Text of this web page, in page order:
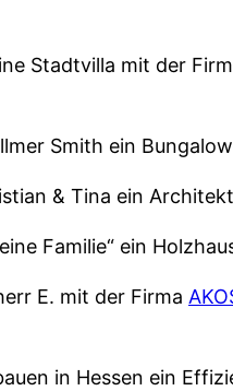
Stadtvilla mit der
Smith ein
& Tina ein
Familie“ ein
E. mit der Firma
in Hessen ein